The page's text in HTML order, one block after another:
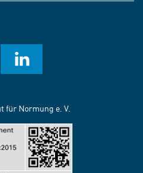
für Normung e. V.